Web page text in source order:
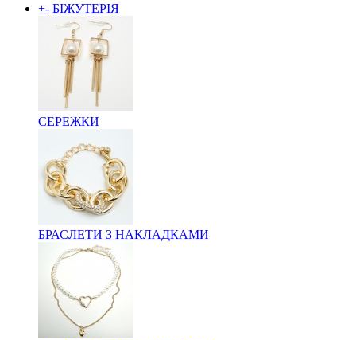
+- БІЖУТЕРІЯ
СЕРЕЖКИ
БРАСЛЕТИ З НАКЛАДКАМИ